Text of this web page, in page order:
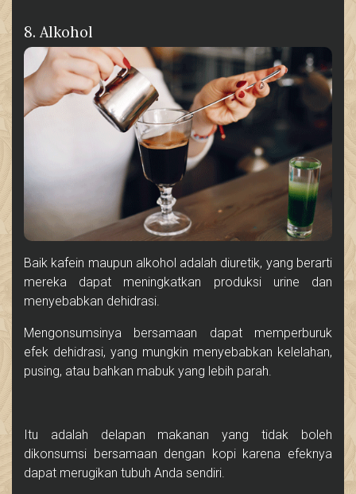
8. Alkohol
Baik kafein maupun alkohol adalah diuretik, yang berarti
mereka dapat meningkatkan produksi urine dan
menyebabkan dehidrasi.
Mengonsumsinya bersamaan dapat memperburuk
efek dehidrasi, yang mungkin menyebabkan kelelahan,
pusing, atau bahkan mabuk yang lebih parah.
Itu adalah delapan makanan yang tidak boleh
dikonsumsi bersamaan dengan kopi karena efeknya
dapat merugikan tubuh Anda sendiri.